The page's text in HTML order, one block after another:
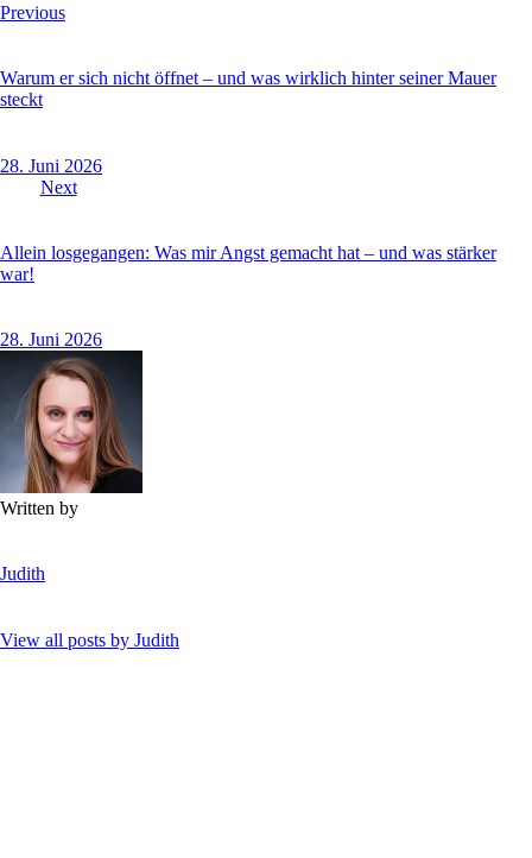
Beitragsnavigation
Previous
Warum er sich nicht öffnet – und was wirklich hinter seiner Mauer
steckt
28. Juni 2026
Next
Allein losgegangen: Was mir Angst gemacht hat – und was stärker
war!
28. Juni 2026
Written by
Judith
View all posts by Judith